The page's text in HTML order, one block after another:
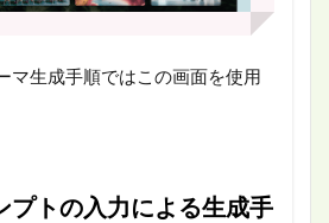
マ生成手順ではこの画面を使用
トの入力による生成手